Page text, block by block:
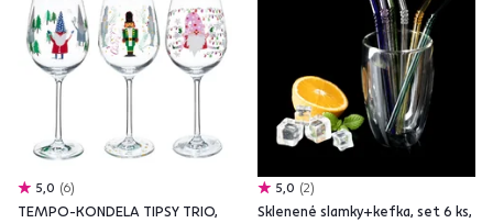
5,0 6
TEMPO-KONDELA TIPSY TRIO,
5,0 2
Sklenené slamky+kefka, set 6 ks,